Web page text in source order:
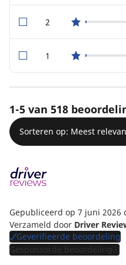
2star reviews
1star reviews
1-5 van 518
Sorteren op: Meest
Gepubliceerd op 7 juni 2026
Verzameld door Driver
Geverifieerde beoordeling
Gesponsorde beoordeling